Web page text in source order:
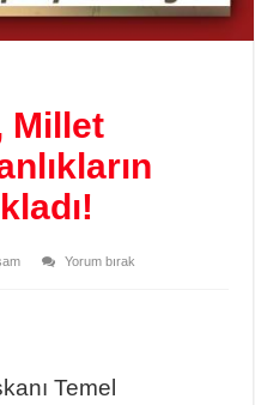
Millet
Yorum bırak
Temel